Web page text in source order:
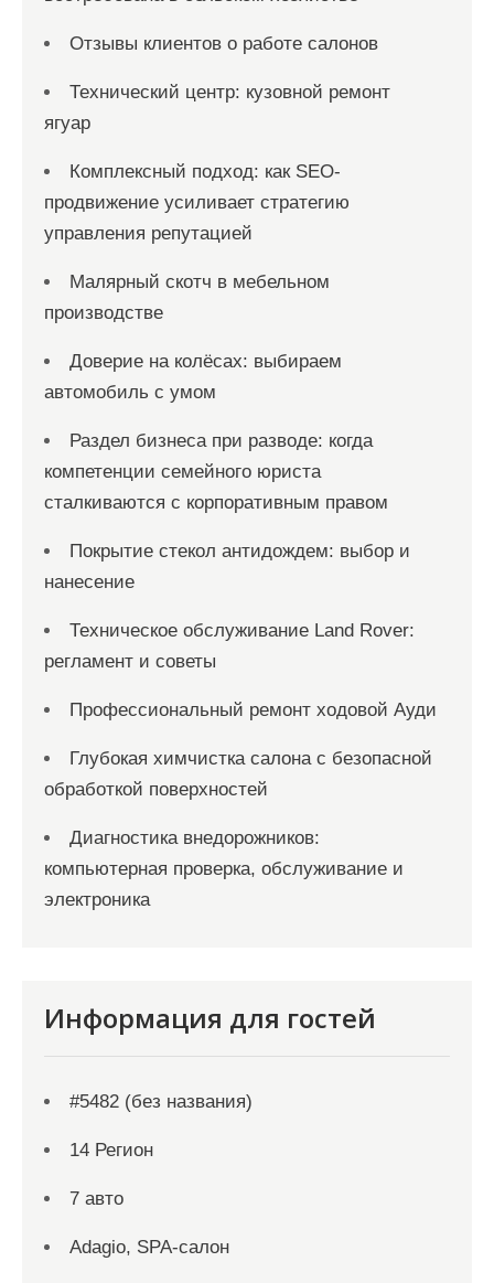
Отзывы клиентов о работе салонов
Технический центр: кузовной ремонт
ягуар
Комплексный подход: как SEO-
продвижение усиливает стратегию
управления репутацией
Малярный скотч в мебельном
производстве
Доверие на колёсах: выбираем
автомобиль с умом
Раздел бизнеса при разводе: когда
компетенции семейного юриста
сталкиваются с корпоративным правом
Покрытие стекол антидождем: выбор и
нанесение
Техническое обслуживание Land Rover:
регламент и советы
Профессиональный ремонт ходовой Ауди
Глубокая химчистка салона с безопасной
обработкой поверхностей
Диагностика внедорожников:
компьютерная проверка, обслуживание и
электроника
Информация для гостей
#5482 (без названия)
14 Регион
7 авто
Adagio, SPA-салон